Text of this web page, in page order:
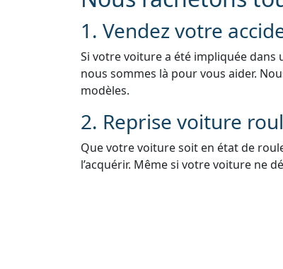
1. Vendez votre
Si votre voiture a été impliquée
nous sommes là pour vous aider.
modèles.
2. Reprise voiture
Que votre voiture soit en état de
l’acquérir. Même si votre voiture ne